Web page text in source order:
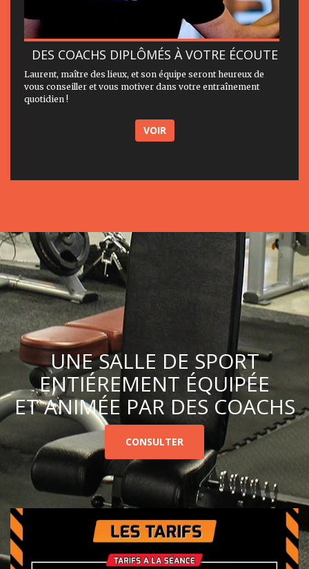
DES COACHS DIPLÔMÉS À VOTRE ÉCOUTE
Laurent, maître des lieux, et son équipe seront heureux de
vous conseiller et vous motiver dans votre entraînement
quotidien !
VOIR
UNE SALLE DE SPORT
ENTIÉREMENT ÉQUIPÉE
ET ANIMÉE PAR DES COACHS
CONSULTER